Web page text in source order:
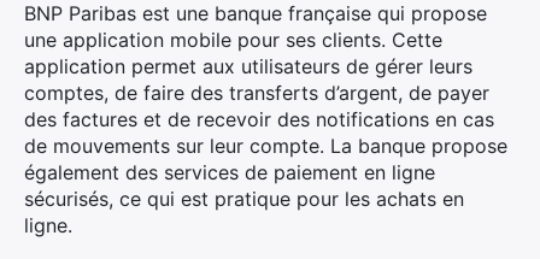
BNP Paribas est une banque française qui propose
une application mobile pour ses clients. Cette
application permet aux utilisateurs de gérer leurs
comptes, de faire des transferts d’argent, de payer
des factures et de recevoir des notifications en cas
de mouvements sur leur compte. La banque propose
également des services de paiement en ligne
sécurisés, ce qui est pratique pour les achats en
ligne.